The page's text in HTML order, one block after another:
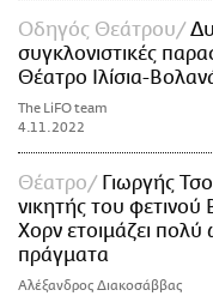
Οδηγός Θεάτρου
συγκλονιστικές
Θέατρο Ιλίσια-
The LiFO team
4.11.2022
Θέατρο
Γιωργής
νικητής του φετινού
Χορν ετοιμάζει πολύ
πράγματα
Αλέξανδρος Διακοσάββας